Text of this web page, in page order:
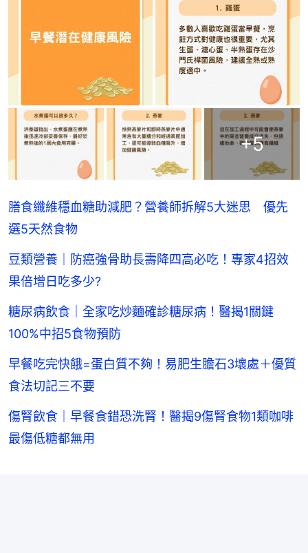
+5
膳食纖維穩血糖助減肥？營養師拆解5大迷思 優先
選5天然食物
豆類營養｜防癌強骨助長壽降四高必吃！專家4招效
果倍增日吃多少?
糖尿病飲食｜全家吃炒麵確診糖尿病！醫揭1關鍵
100%中招5食物預防
早餐吃完快餓=蛋白質不夠！易肥生膽石3壞處＋優質
食法切記三不要
傷腎飲食｜早餐食錯恐洗腎！醫揭9傷腎食物1類咖啡
最傷低糖都無用